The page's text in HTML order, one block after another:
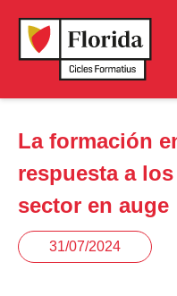
La formación
respuesta a
sector en auge
31/07/2024